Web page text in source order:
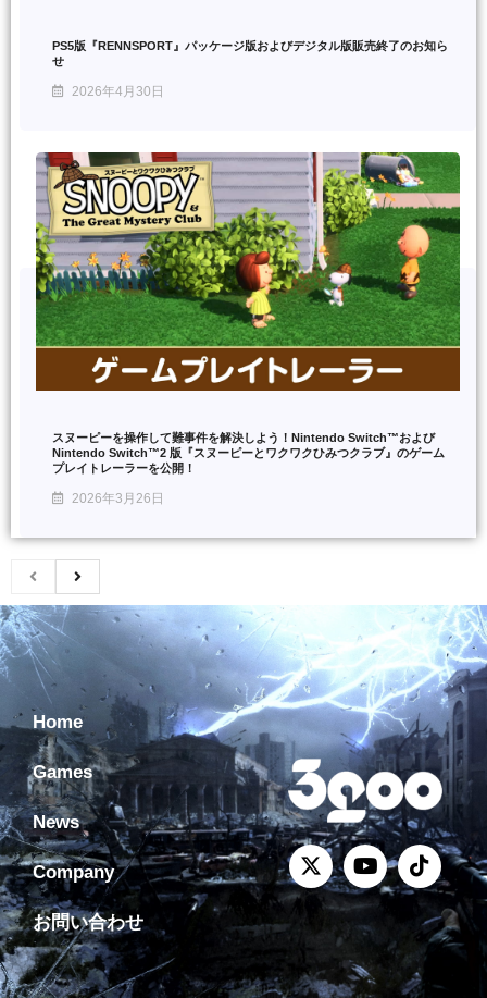
PS5版『RENNSPORT』パッケージ版およびデジタル版販売終了のお知ら
せ
2026年4月30日
スヌーピーを操作して難事件を解決しよう！Nintendo Switch™および
Nintendo Switch™2 版『スヌーピーとワクワクひみつクラブ』のゲーム
プレイトレーラーを公開！
2026年3月26日
Home
Games
News
Company
お問い合わせ